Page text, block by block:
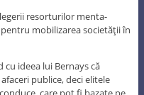
resorturilor menta-
mobilizarea societăţii în
ideea lui Bernays că
publice, deci elitele